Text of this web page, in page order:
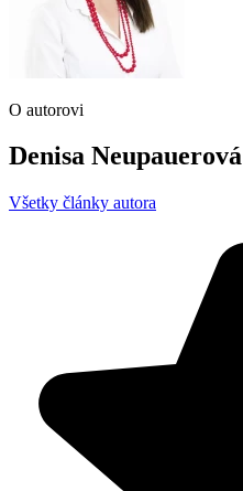
O autorovi
Denisa Neupauerová
Všetky články autora